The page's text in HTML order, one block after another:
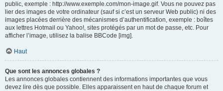
public, exemple : http://www.exemple.com/mon-image.gif. Vous ne pouvez pas
lier des images de votre ordinateur (sauf si c’est un serveur Web public) ni des
images placées derrière des mécanismes d’authentification, exemple : boîtes
aux lettres Hotmail ou Yahoo!, sites protégés par un mot de passe, etc. Pour
afficher l’image, utilisez la balise BBCode [img].
Haut
Que sont les annonces globales ?
Les annonces globales contiennent des informations importantes que vous
devez lire dès que possible. Elles apparaissent en haut de chaque forum et